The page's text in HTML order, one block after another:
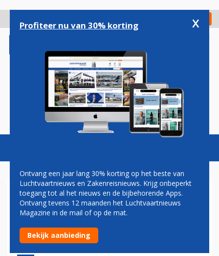
gaan
Check in
Magazine Podcasts Vacatures
AIR FRANCE-TOESTEL WIJKT
UIT NAAR TORONTO NA
BOMMELDING
Profiteer nu van 30% korting x
Ontvang een jaar lang 30% korting op het beste van
Luchtvaartnieuws en Zakenreisnieuws. Krijg onbeperkt
toegang tot al het nieuws en de bijbehorende Apps.
Ontvang tevens 12 maanden het Luchtvaartnieuws
Magazine in de mail of op de mat.
Bekijk aanbieding